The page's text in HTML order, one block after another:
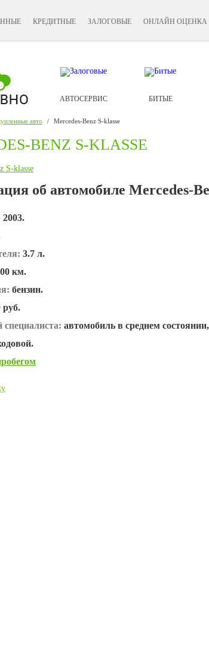
КРЕДИТНЫЕ ЗАЛОГОВЫЕ ОНЛАЙН ОЦЕНКА
АВТОСЕРВИС БИТЫЕ
авто / Mercedes-Benz S-klasse
BENZ S-KLASSE
об автомобиле Mercedes-
2003.
3.7 л.
км.
бензин.
руб.
автомобиль в среднем